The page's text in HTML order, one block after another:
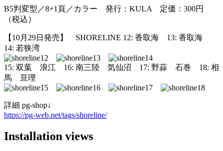
B5判変型／8+1頁／カラー 発行：KULA 定価：300円
（税込）
【10月29日発売】 SHORELINE 12: 香取海 13: 香取海
14: 若狭湾
15: 双葉 浪江 16: 南三陸 気仙沼 17: 野蒜 石巻 18: 相
馬 亘理
詳細 pg-shop↓
https://pg-web.net/tags/shoreline/
Installation views